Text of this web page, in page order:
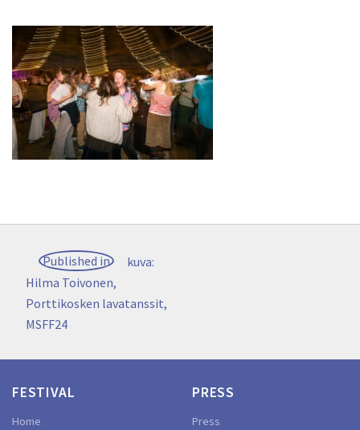
Post
navigation
Published in
kuva:
Hilma Toivonen,
Porttikosken lavatanssit,
MSFF24
FESTIVAL
Home
PRESS
Press